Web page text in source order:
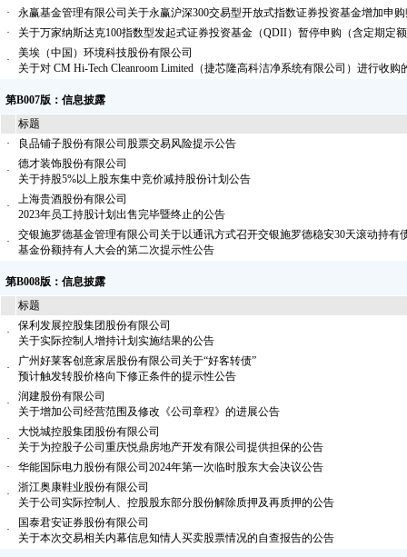
·
永赢基金管理有限公司关于永赢沪深300交易型开放式指数证券投资基金增加申
·
关于万家纳斯达克100指数型发起式证券投资基金（QDII）暂停申购（含定期定
·
美埃（中国）环境科技股份有限公司
关于对 CM Hi-Tech Cleanroom Limited（捷芯隆高科洁净系统有限公司）进行收购
第B007版：信息披露
标题
·
良品铺子股份有限公司股票交易风险提示公告
·
德才装饰股份有限公司
关于持股5%以上股东集中竞价减持股份计划公告
·
上海贵酒股份有限公司
2023年员工持股计划出售完毕暨终止的公告
·
交银施罗德基金管理有限公司关于以通讯方式召开交银施罗德稳安30天滚动持有
基金份额持有人大会的第二次提示性公告
第B008版：信息披露
标题
·
保利发展控股集团股份有限公司
关于实际控制人增持计划实施结果的公告
·
广州好莱客创意家居股份有限公司关于“好客转债”
预计触发转股价格向下修正条件的提示性公告
·
润建股份有限公司
关于增加公司经营范围及修改《公司章程》的进展公告
·
大悦城控股集团股份有限公司
关于为控股子公司重庆悦鼎房地产开发有限公司提供担保的公告
·
华能国际电力股份有限公司2024年第一次临时股东大会决议公告
·
浙江奥康鞋业股份有限公司
关于公司实际控制人、控股股东部分股份解除质押及再质押的公告
·
国泰君安证券股份有限公司
关于本次交易相关内幕信息知情人买卖股票情况的自查报告的公告